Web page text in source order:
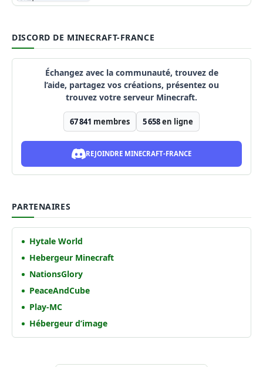
DISCORD DE MINECRAFT-FRANCE
Échangez avec la communauté, trouvez de
l’aide, partagez vos créations, présentez ou
trouvez votre serveur Minecraft.
67 841 membres 5 658en ligne
REJOINDRE MINECRAFT-FRANCE
PARTENAIRES
Hytale World
Hebergeur Minecraft
NationsGlory
PeaceAndCube
Play-MC
Hébergeur d’image